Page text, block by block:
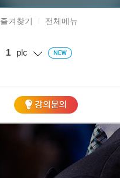
즐겨찾기 전체메뉴
1 plc